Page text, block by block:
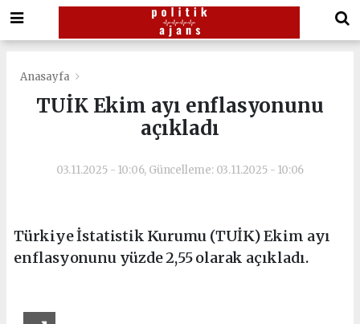
Anasayfa
TUİK Ekim ayı enflasyonunu
açıkladı
03.11.2025 - 10:06, Güncelleme: 03.11.2025 - 10:06
Türkiye İstatistik Kurumu (TUİK) Ekim ayı
enflasyonunu yüzde 2,55 olarak açıkladı.